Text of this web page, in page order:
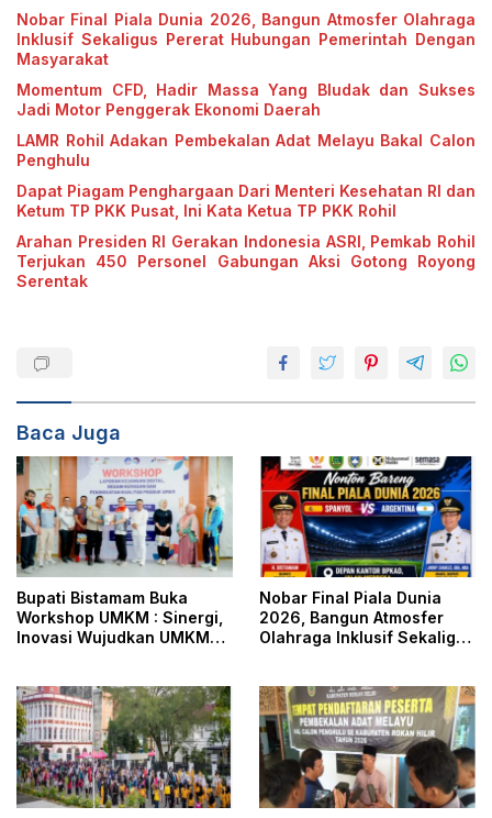
Nobar Final Piala Dunia 2026, Bangun Atmosfer Olahraga
Inklusif Sekaligus Pererat Hubungan Pemerintah Dengan
Masyarakat
Momentum CFD, Hadir Massa Yang Bludak dan Sukses
Jadi Motor Penggerak Ekonomi Daerah
LAMR Rohil Adakan Pembekalan Adat Melayu Bakal Calon
Penghulu
Dapat Piagam Penghargaan Dari Menteri Kesehatan RI dan
Ketum TP PKK Pusat, Ini Kata Ketua TP PKK Rohil
Arahan Presiden RI Gerakan Indonesia ASRI, Pemkab Rohil
Terjukan 450 Personel Gabungan Aksi Gotong Royong
Serentak
Baca Juga
Bupati Bistamam Buka
Workshop UMKM : Sinergi,
Inovasi Wujudkan UMKM
Nobar Final Piala Dunia
2026, Bangun Atmosfer
Olahraga Inklusif Sekaligus
Masyarakat